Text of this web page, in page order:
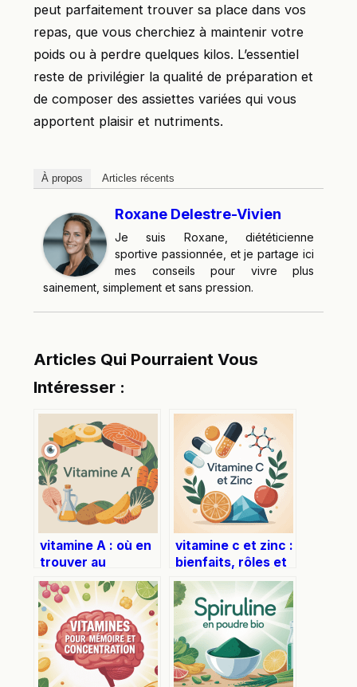
peut parfaitement trouver sa place dans vos
repas, que vous cherchiez à maintenir votre
poids ou à perdre quelques kilos. L’essentiel
reste de privilégier la qualité de préparation et
de composer des assiettes variées qui vous
apportent plaisir et nutriments.
À propos Articles récents
Roxane Delestre-Vivien
Je suis Roxane, diététicienne
sportive passionnée, et je partage ici
mes conseils pour vivre plus
sainement, simplement et sans pression.
Articles Qui Pourraient Vous
Intéresser :
vitamine A : où en
trouver au
quotidien et
comment bien la
couvrir
vitamine c et zinc :
bienfaits, rôles et
modes de prise
expliqués